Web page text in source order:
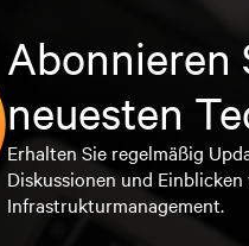
Abonnieren
neuesten
Erhalten Sie regelmäßig
Diskussionen und
Infrastrukturmanagement.